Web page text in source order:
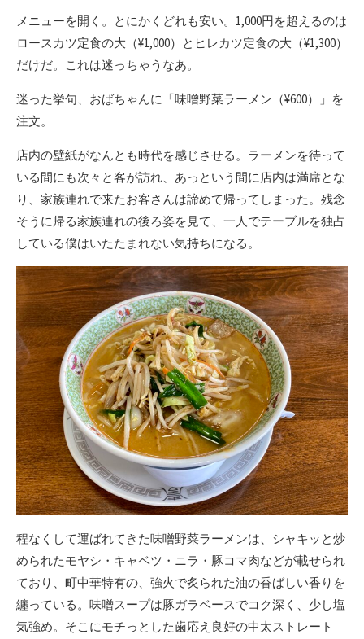
メニューを開く。とにかくどれも安い。1,000円を超えるのは
ロースカツ定食の大（¥1,000）とヒレカツ定食の大（¥1,300）
だけだ。これは迷っちゃうなあ。
迷った挙句、おばちゃんに「味噌野菜ラーメン（¥600）」を
注文。
店内の壁紙がなんとも時代を感じさせる。ラーメンを待って
いる間にも次々と客が訪れ、あっという間に店内は満席とな
り、家族連れで来たお客さんは諦めて帰ってしまった。残念
そうに帰る家族連れの後ろ姿を見て、一人でテーブルを独占
している僕はいたたまれない気持ちになる。
程なくして運ばれてきた味噌野菜ラーメンは、シャキッと炒
められたモヤシ・キャベツ・ニラ・豚コマ肉などが載せられ
ており、町中華特有の、強火で炙られた油の香ばしい香りを
纏っている。味噌スープは豚ガラベースでコク深く、少し塩
気強め。そこにモチっとした歯応え良好の中太ストレート